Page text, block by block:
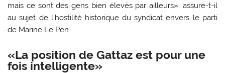
mais ce sont des gens bien élevés par ailleurs», assure-t-il
au sujet de l’hostilité historique du syndicat envers le parti
de Marine Le Pen.
«La position de Gattaz est pour une
fois intelligente»